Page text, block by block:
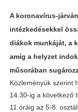
A koronavírus-
intézkedésekkel
diákok munkáját, a
amíg a helyzet
műsorában
Közleményük szerint
14.30-ig a következő
11 óráig az 5-8.